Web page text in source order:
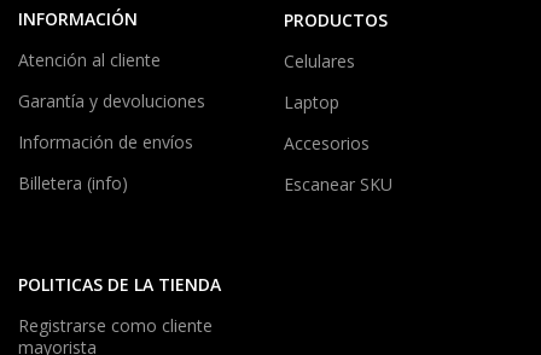
INFORMACIÓN
Atención al cliente
Garantía y devoluciones
Información de envíos
Billetera (info)
PRODUCTOS
Celulares
Laptop
Accesorios
Escanear SKU
POLITICAS DE LA TIENDA
Registrarse como cliente
mayorista